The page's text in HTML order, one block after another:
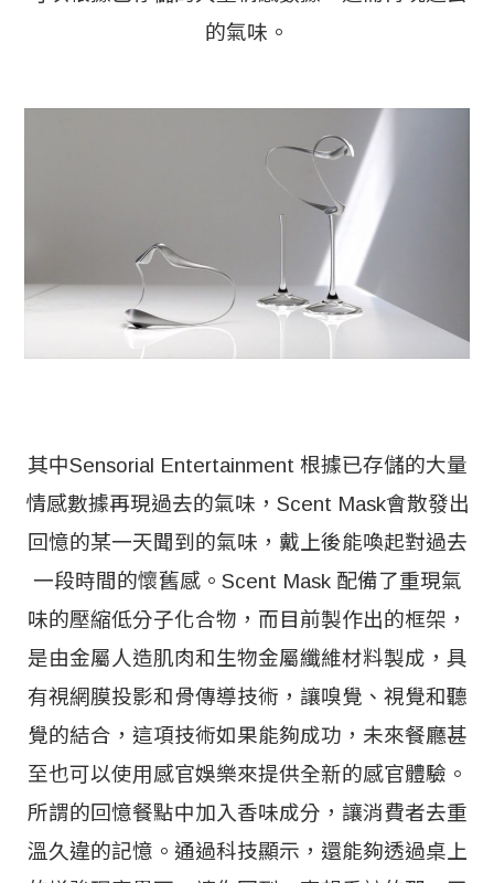
的氣味。
其中Sensorial Entertainment 根據已存儲的大量
情感數據再現過去的氣味，Scent Mask會散發出
回憶的某一天聞到的氣味，戴上後能喚起對過去
一段時間的懷舊感。Scent Mask 配備了重現氣
味的壓縮低分子化合物，而目前製作出的框架，
是由金屬人造肌肉和生物金屬纖維材料製成，具
有視網膜投影和骨傳導技術，讓嗅覺、視覺和聽
覺的結合，這項技術如果能夠成功，未來餐廳甚
至也可以使用感官娛樂來提供全新的感官體驗。
所謂的回憶餐點中加入香味成分，讓消費者去重
溫久違的記憶。通過科技顯示，還能夠透過桌上